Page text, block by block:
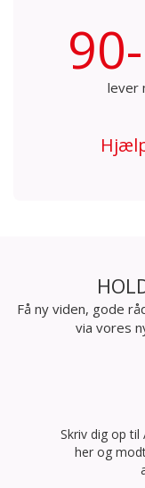
lever
Få ny viden, gode
via vores
Skriv dig op til
her og